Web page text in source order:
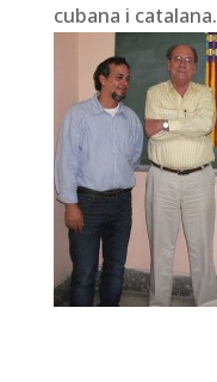
cubana i catalana.